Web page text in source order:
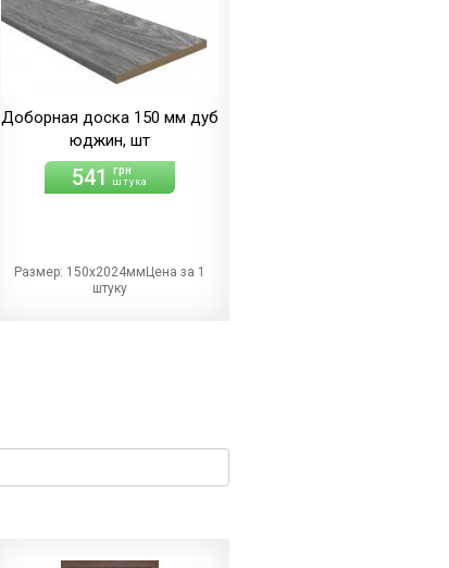
Доборная доска 150 мм дуб
юджин, шт
541 грн
штука
Размер: 150х2024ммЦена за 1
штуку